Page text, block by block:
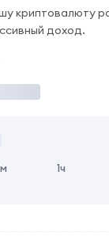
криптовалюту
доход.
1ч